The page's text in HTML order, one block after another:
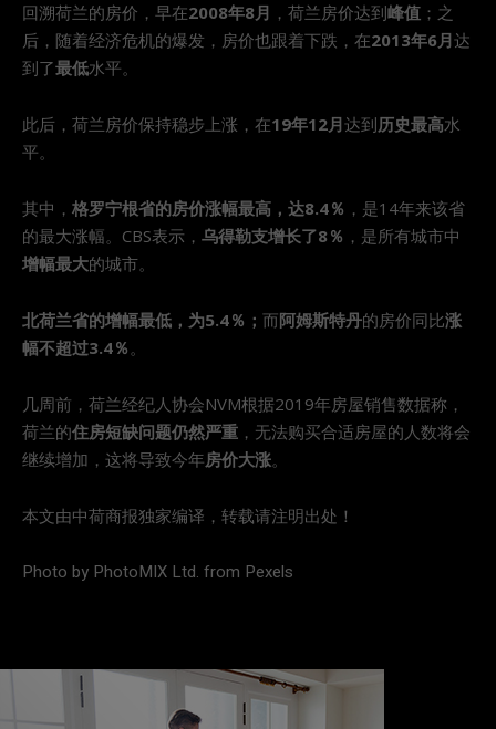
回溯荷兰的房价，早在2008年8月 ，荷兰房价达到峰值 ；之
后，随着经济危机的爆发，房价也跟着下跌，在2013年6月达
到了最低水平。
此后，荷兰房价保持稳步上涨，在19年12月达到历史最高水
平。
其中， 格罗宁根省的房价涨幅最高，达8.4％ ，是14年来该省
的最大涨幅。CBS表示， 乌得勒支增长了8％ ，是所有城市中
增幅最大的城市。
北荷兰省的增幅最低，为5.4％； 而阿姆斯特丹的房价同比涨
幅不超过3.4％。
几周前，荷兰经纪人协会NVM根据2019年房屋销售数据称，
荷兰的住房短缺问题仍然严重 ，无法购买合适房屋的人数将会
继续增加，这将导致今年房价大涨。
本文由中荷商报独家编译，转载请注明出处！
Photo by PhotoMIX Ltd. from Pexels